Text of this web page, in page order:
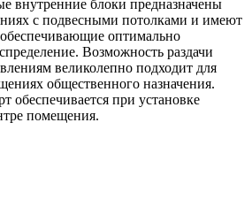
внутренние блоки предназначены
с подвесными потолками и имеют
оптимально
Возможность раздачи
великолепно подходит для
общественного назначения.
обеспечивается при установке
помещения.